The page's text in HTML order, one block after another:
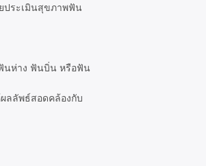
ประเมินสุขภาพฟัน
นห่าง ฟันบิ่น หรือฟัน
ลลัพธ์สอดคล้องกับ